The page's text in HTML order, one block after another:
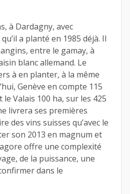
à Dardagny, avec
qu’il a planté en 1985 déjà. Il
entre le gamay, à
blanc allemand. Le
à en planter, à la même
Genève en compte 115
Valais 100 ha, sur les 425
livrera ses premières
des vins suisses qu’avec le
son 2013 en magnum et
offre une complexité
de la puissance, une
dans le